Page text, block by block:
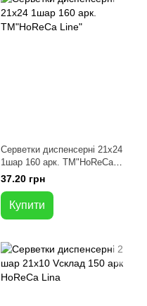
Серветки диспенсерні 21х24
1шар 160 арк. ТМ"HoReCa
Line"
37.20 грн
Купити